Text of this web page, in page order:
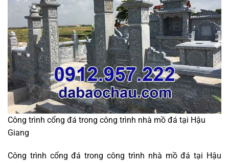
Công trình cổng đá trong công trình nhà mồ đá tại Hậu
Giang
Công trình cổng đá trong công trình nhà mồ đá tại Hậu